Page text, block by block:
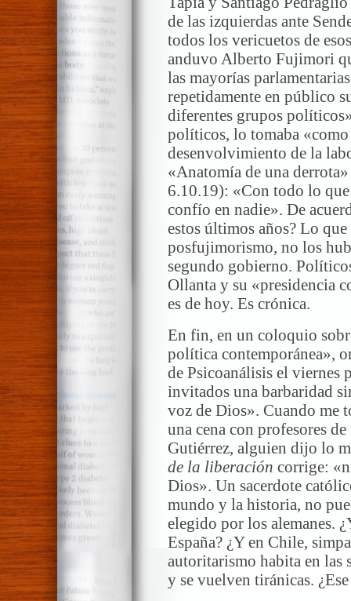
de las izquierdas ante
todos los vericuetos de
anduvo Alberto Fujimori
las mayorías
repetidamente en público
diferentes grupos
políticos, lo tomaba
desenvolvimiento de la
«Anatomía de una
6.10.19): «Con todo lo
confío en nadie». De
estos últimos años? Lo que
posfujimorismo, no los
segundo gobierno.
Ollanta y su «presidencia
es de hoy. Es crónica.
En fin, en un coloquio
política contemporánea»,
de Psicoanálisis el viernes
invitados una barbaridad
voz de Dios». Cuando me
una cena con profesores
Gutiérrez, alguien dijo lo
de la liberación corrige:
Dios». Un sacerdote
mundo y la historia, no
elegido por los alemanes.
España? ¿Y en Chile,
autoritarismo habita en las
y se vuelven tiránicas.